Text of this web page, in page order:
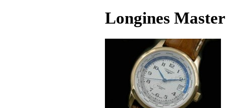
Longines